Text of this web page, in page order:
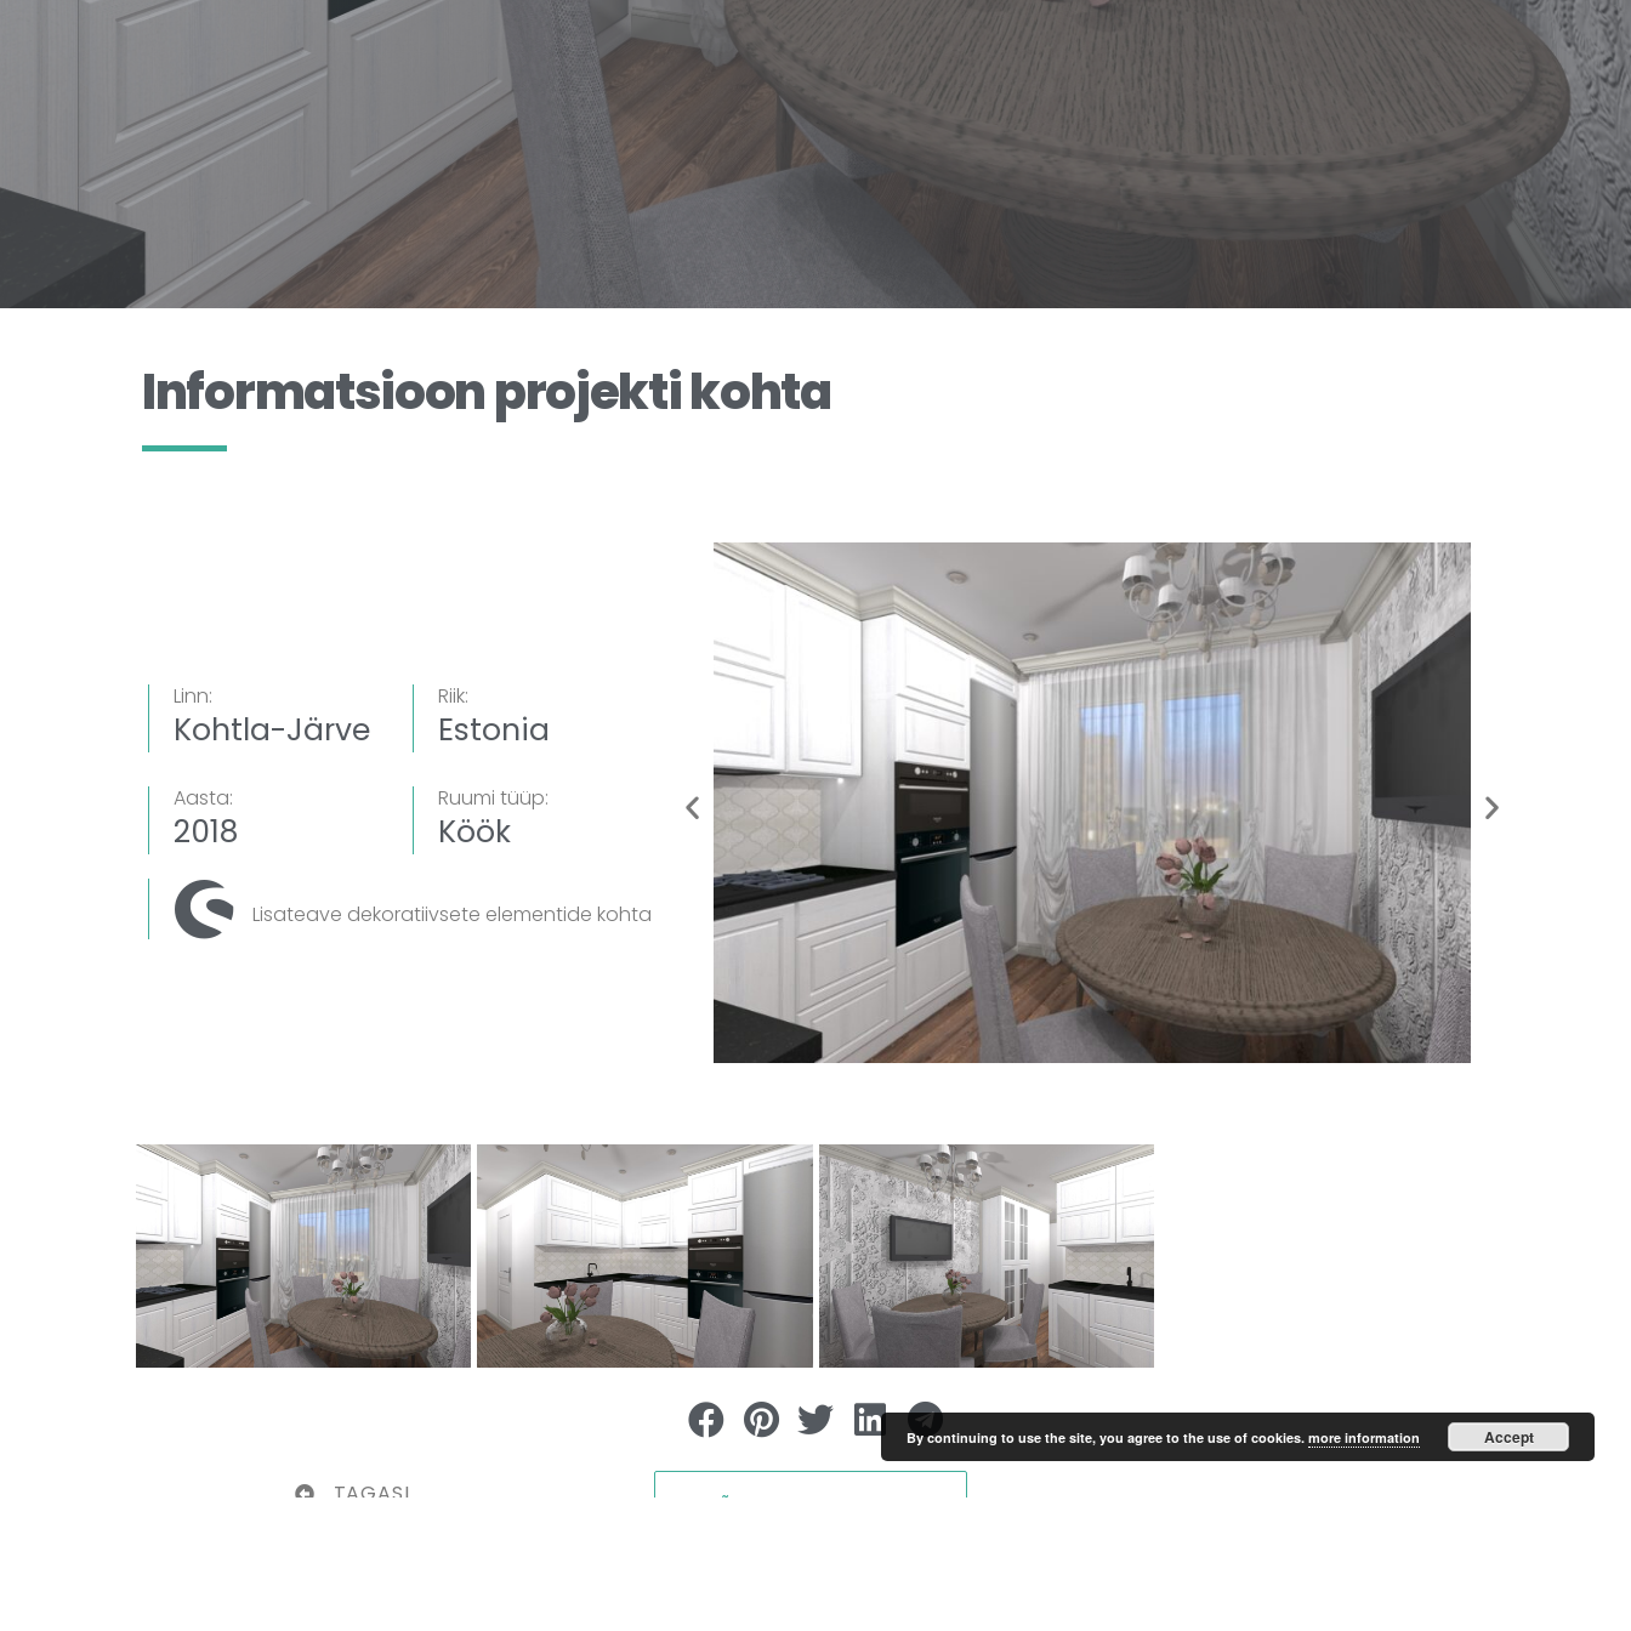
Informatsioon projekti kohta
Linn:
Kohtla-Järve
Riik:
Estonia
Aasta:
2018
Ruumi tüüp:
Köök
Lisateave dekoratiivsete elementide kohta
TAGASI KÕIK PROJEKTID
By continuing to use the site, you agree to the use of cookies. more information Accept